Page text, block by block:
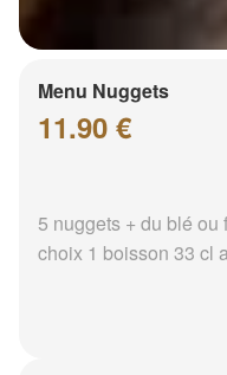
Menu Nuggets
11.90 €
5 nuggets + du blé ou
choix 1 boisson 33 cl